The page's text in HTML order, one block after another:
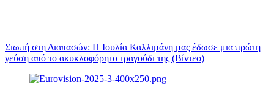
Σιωπή στη Διαπασών: Η Ιουλία Καλλιμάνη μας έδωσε μια πρώτη
γεύση από το ακυκλοφόρητο τραγούδι της (Βίντεο)